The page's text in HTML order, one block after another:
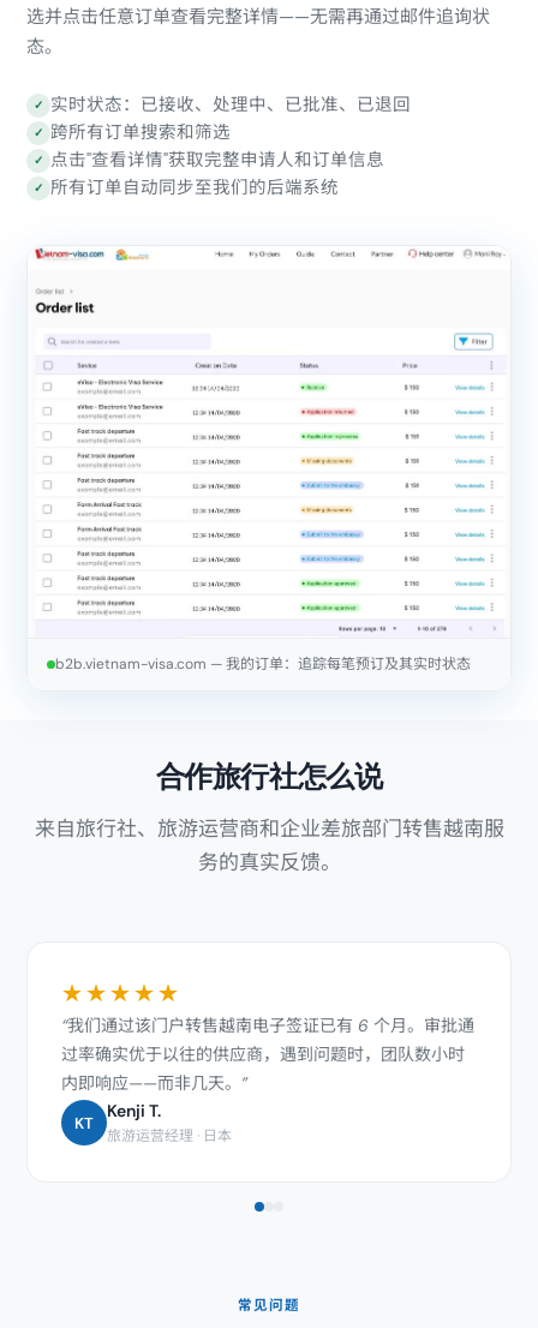
b2b.vietnam-visa.com — 我的订单：追踪每笔预订及其实时状态
选并点击任意订单查看完整详情——无需再通过邮件追询状
态。
✓ 实时状态：已接收、处理中、已批准、已退回
✓ 跨所有订单搜索和筛选
✓ 点击"查看详情"获取完整申请人和订单信息
✓ 所有订单自动同步至我们的后端系统
合作旅行社怎么说
来自旅行社、旅游运营商和企业差旅部门转售越南服
务的真实反馈。
★★★★★
“我们通过该门户转售越南电子签证已有 6 个月。审批通
过率确实优于以往的供应商，遇到问题时，团队数小时
内即响应——而非几天。”
KT
Kenji T.
旅游运营经理 · 日本
常见问题